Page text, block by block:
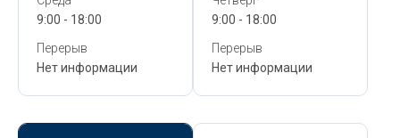
9:00 - 18:00
Перерыв
Нет информации
9:00 - 18:00
Перерыв
Нет информации